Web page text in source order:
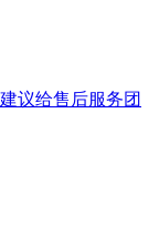
议给售后服务团